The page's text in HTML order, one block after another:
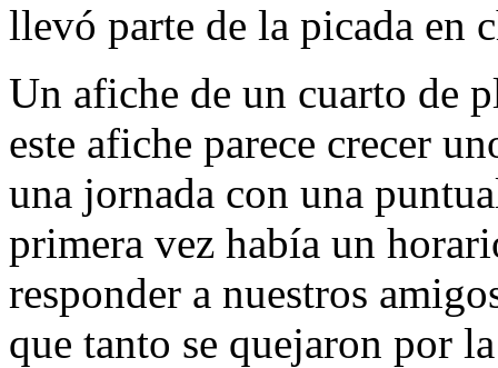
llevó parte de la picada en
Un afiche de un cuarto de
este afiche parece crecer
una jornada con una
primera vez había un
responder a nuestros
que tanto se quejaron por